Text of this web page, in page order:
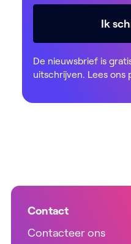
Ik
De nieuwsbrief is
uitschrijven. Lees ons
Contact
Contacteer ons